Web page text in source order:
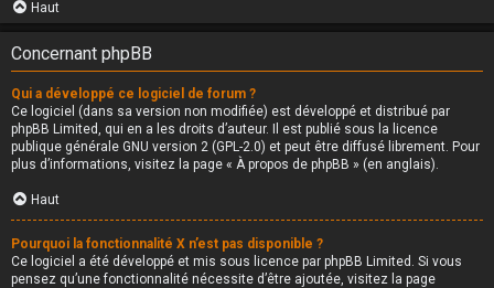
Haut
Concernant phpBB
Qui a développé ce logiciel de forum ?
Ce logiciel (dans sa version non modifiée) est développé et distribué par
phpBB Limited, qui en a les droits d’auteur. Il est publié sous la licence
publique générale GNU version 2 (GPL-2.0) et peut être diffusé librement. Pour
plus d’informations, visitez la page « À propos de phpBB » (en anglais).
Haut
Pourquoi la fonctionnalité X n’est pas disponible ?
Ce logiciel a été développé et mis sous licence par phpBB Limited. Si vous
pensez qu’une fonctionnalité nécessite d’être ajoutée, visitez la page